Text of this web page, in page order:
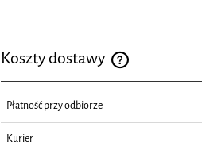
Koszty dostawy
Cena nie zawiera
Płatność przy odbiorze
Kurier